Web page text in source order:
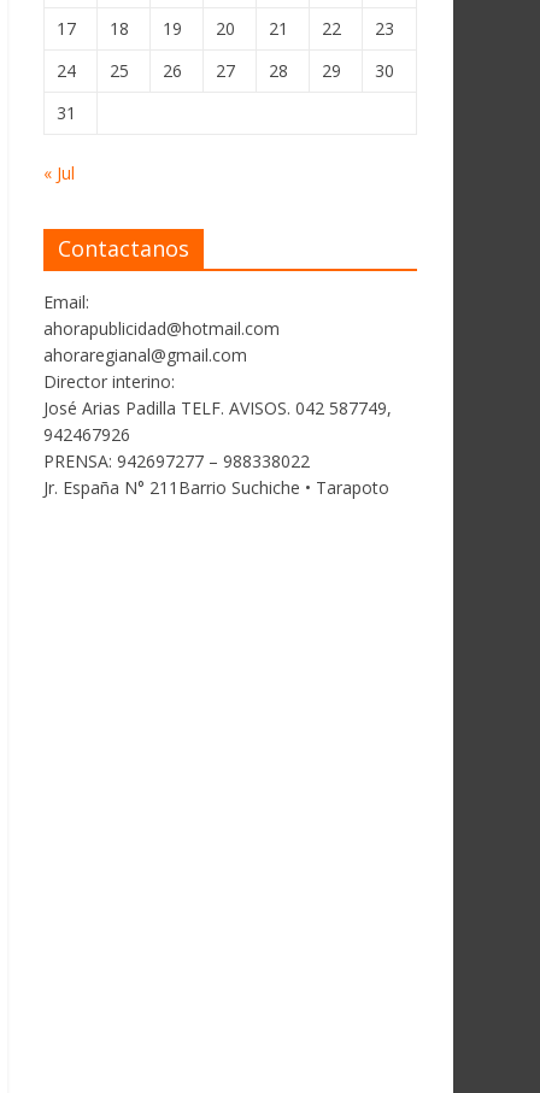
17
18 19 20 21 22
23
24
25 26 27 28 29
30
31
« Jul
Contactanos
Email:
ahorapublicidad@hotmail.com
ahoraregianal@gmail.com
Director interino:
José Arias Padilla TELF. AVISOS. 042 587749,
942467926
PRENSA: 942697277 – 988338022
Jr. España N° 211Barrio Suchiche • Tarapoto